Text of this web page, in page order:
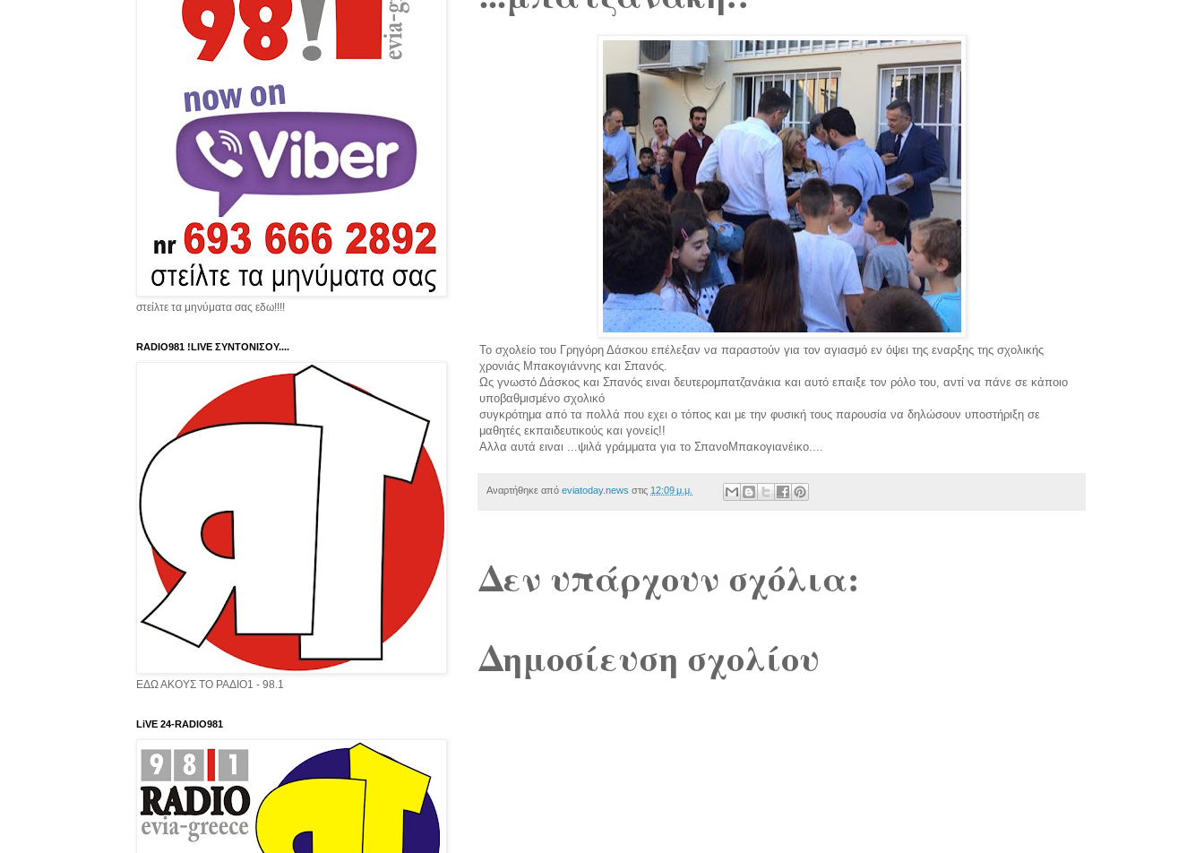
Το σχολείο του Γρηγόρη Δάσκου επέλεξαν να παραστούν για τον αγιασμό εν όψει της εναρξης της σχολικής
χρονιάς Μπακογιάννης και Σπανός.
Ως γνωστό Δάσκος και Σπανός ειναι δευτερομπατζανάκια και αυτό επαιξε τον ρόλο του, αντί να πάνε σε κάποιο
υποβαθμισμένο σχολικό
συγκρότημα από τα πολλά που εχει ο τόπος και με την φυσική τους παρουσία να δηλώσουν υποστήριξη σε
μαθητές εκπαιδευτικούς και γονείς!!
Αλλα αυτά ειναι ...ψιλά γράμματα για το ΣπανοΜπακογιανέικο....
Αναρτήθηκε από eviatoday.news στις 12:09 μ.μ.
Δεν υπάρχουν σχόλια:
Δημοσίευση σχολίου
στείλτε τα μηνύματα σας εδω!!!!
RADIO981 !LIVE ΣΥΝΤΟΝΙΣΟΥ....
ΕΔΩ ΑΚΟΥΣ ΤΟ ΡΑΔΙΟ1 - 98.1
LiVE 24-RADIO981